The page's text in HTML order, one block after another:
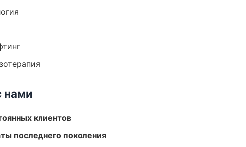
нами
клиентов
последнего поколения